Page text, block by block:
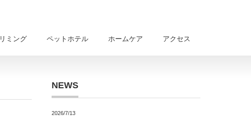
ミング ペットホテル ホームケア アクセス
NEWS
2026/7/13